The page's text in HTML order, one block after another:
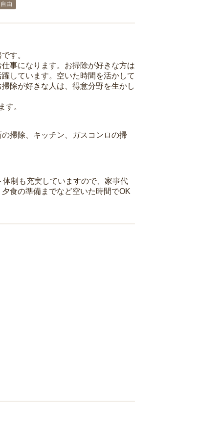
由
す。
事になります。お掃除が好きな方は
しています。空いた時間を活かして
除が好きな人は、得意分野を生かし
す。
掃除、キッチン、ガスコンロの掃
制も充実していますので、家事代
食の準備までなど空いた時間でOK